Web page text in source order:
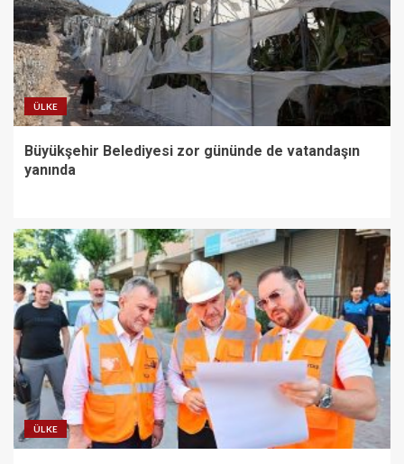
ÜLKE
Büyükşehir Belediyesi zor gününde de vatandaşın
yanında
ÜLKE